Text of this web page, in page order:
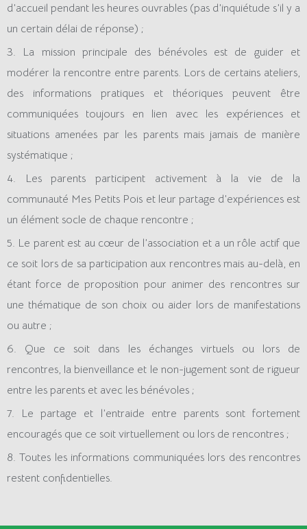
d’accueil pendant les heures ouvrables (pas d’inquiétude s’il y a
un certain délai de réponse) ;
3. La mission principale des bénévoles est de guider et
modérer la rencontre entre parents. Lors de certains ateliers,
des informations pratiques et théoriques peuvent être
communiquées toujours en lien avec les expériences et
situations amenées par les parents mais jamais de manière
systématique ;
4. Les parents participent activement à la vie de la
communauté Mes Petits Pois et leur partage d’expériences est
un élément socle de chaque rencontre ;
5. Le parent est au cœur de l’association et a un rôle actif que
ce soit lors de sa participation aux rencontres mais au-delà, en
étant force de proposition pour animer des rencontres sur
une thématique de son choix ou aider lors de manifestations
ou autre ;
6. Que ce soit dans les échanges virtuels ou lors de
rencontres, la bienveillance et le non-jugement sont de rigueur
entre les parents et avec les bénévoles ;
7. Le partage et l’entraide entre parents sont fortement
encouragés que ce soit virtuellement ou lors de rencontres ;
8. Toutes les informations communiquées lors des rencontres
restent confidentielles.